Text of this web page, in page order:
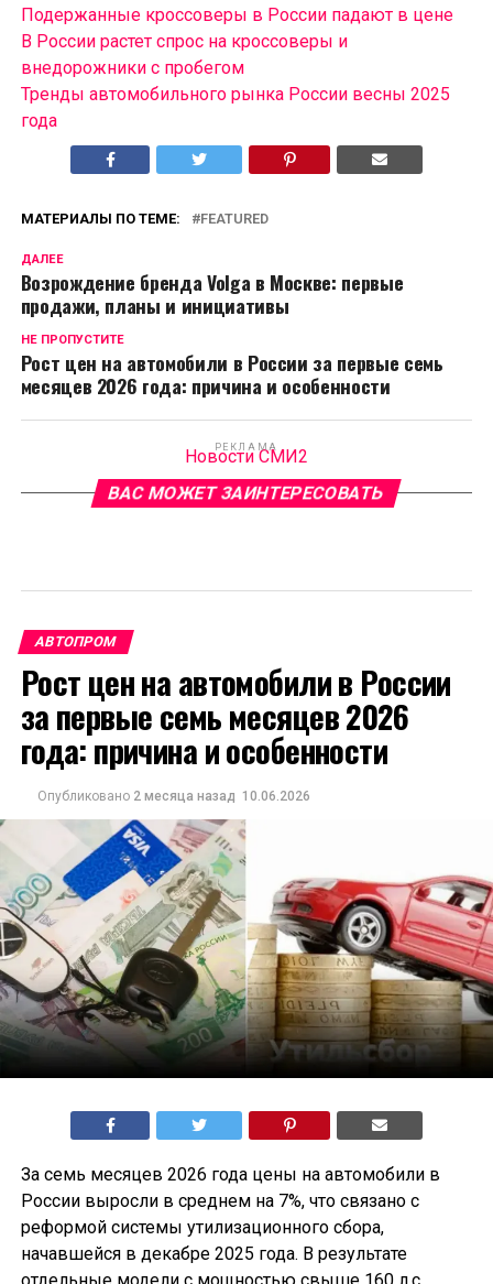
Подержанные кроссоверы в России падают в цене
В России растет спрос на кроссоверы и
внедорожники с пробегом
Тренды автомобильного рынка России весны 2025
года
МАТЕРИАЛЫ ПО ТЕМЕ: FEATURED
ДАЛЕЕ
Возрождение бренда Volga в Москве: первые
продажи, планы и инициативы
НЕ ПРОПУСТИТЕ
Рост цен на автомобили в России за первые семь
месяцев 2026 года: причина и особенности
РЕКЛАМА
Новости СМИ2
ВАС МОЖЕТ ЗАИНТЕРЕСОВАТЬ
АВТОПРОМ
Рост цен на автомобили в России
за первые семь месяцев 2026
года: причина и особенности
Опубликовано 2 месяца назад 10.06.2026
За семь месяцев 2026 года цены на автомобили в
России выросли в среднем на 7%, что связано с
реформой системы утилизационного сбора,
начавшейся в декабре 2025 года. В результате